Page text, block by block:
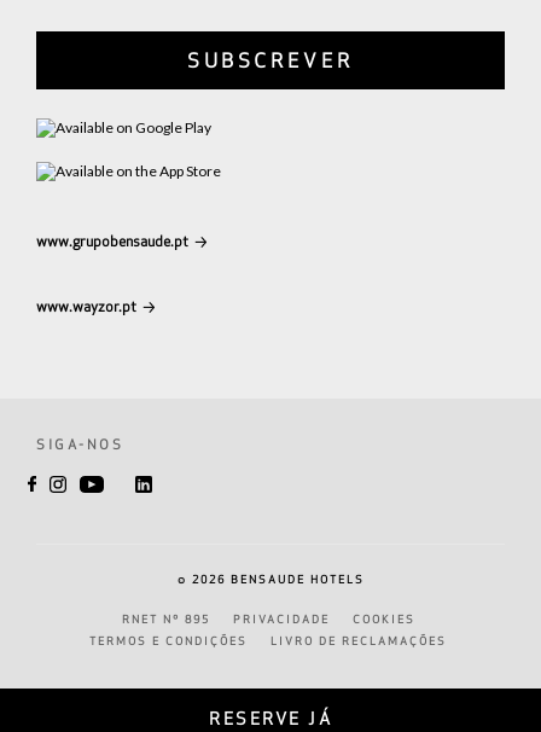
RESERVE JÁ
SUBSCREVER
www.grupobensaude.pt
www.wayzor.pt
SIGA-NOS
RNET Nº 895 PRIVACIDADE
COOKIES
TERMOS E CONDIÇÕES
LIVRO DE RECLAMAÇÕES
© 2026 BENSAUDE HOTELS